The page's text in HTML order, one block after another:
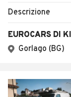
Descrizione
EUROCARS DI
Gorlago (BG)
Error
tardi